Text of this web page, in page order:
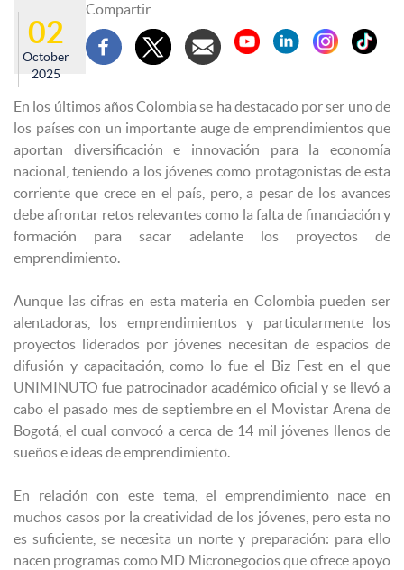
02
October
2025
Compartir
En los últimos años Colombia se ha destacado por ser uno de
los países con un importante auge de emprendimientos que
aportan diversificación e innovación para la economía
nacional, teniendo a los jóvenes como protagonistas de esta
corriente que crece en el país, pero, a pesar de los avances
debe afrontar retos relevantes como la falta de financiación y
formación para sacar adelante los proyectos de
emprendimiento.
Aunque las cifras en esta materia en Colombia pueden ser
alentadoras, los emprendimientos y particularmente los
proyectos liderados por jóvenes necesitan de espacios de
difusión y capacitación, como lo fue el Biz Fest en el que
UNIMINUTO fue patrocinador académico oficial y se llevó a
cabo el pasado mes de septiembre en el Movistar Arena de
Bogotá, el cual convocó a cerca de 14 mil jóvenes llenos de
sueños e ideas de emprendimiento.
En relación con este tema, el emprendimiento nace en
muchos casos por la creatividad de los jóvenes, pero esta no
es suficiente, se necesita un norte y preparación: para ello
nacen programas como MD Micronegocios que ofrece apoyo